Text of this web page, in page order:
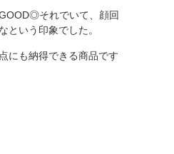
それでいて、顔回
という印象でした。
にも納得できる商品です